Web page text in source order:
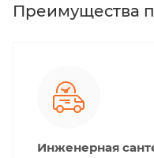
Преимущества
Инженерная